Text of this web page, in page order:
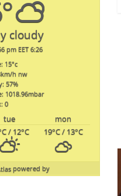
cloudy
6:26 am
pm EET
15°c
km/h nw
57%
1018.96mbar
0
mon
tue
19°C/ 13°C
/ 12°C
powered by